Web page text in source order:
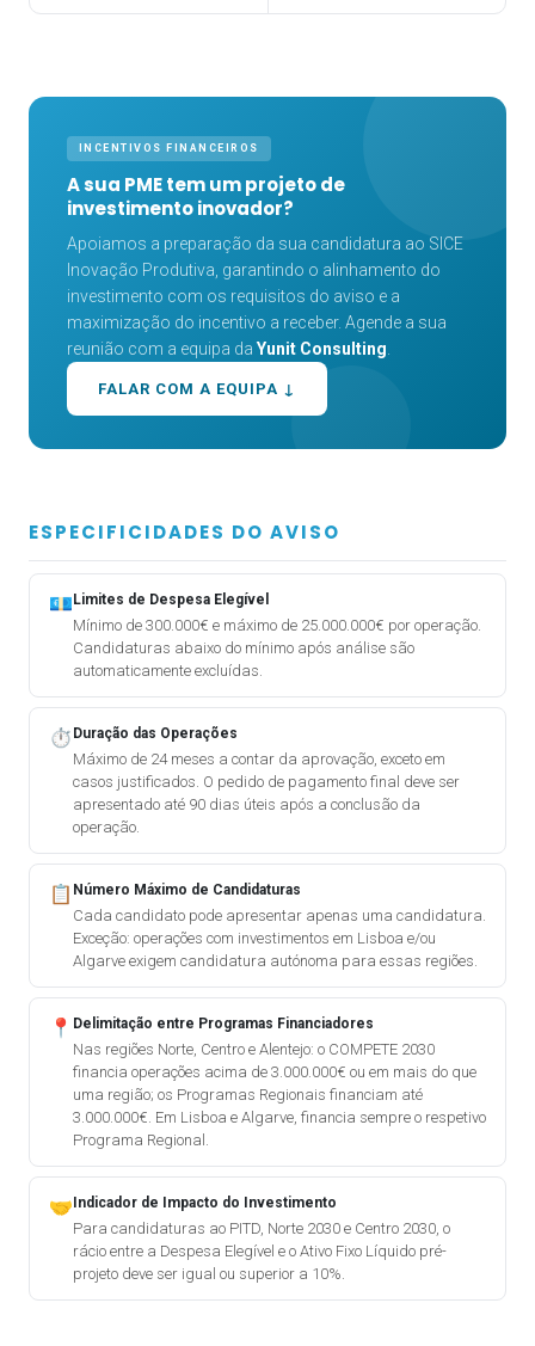
INCENTIVOS FINANCEIROS
A sua PME tem um projeto de
investimento inovador?
Apoiamos a preparação da sua candidatura ao SICE
Inovação Produtiva, garantindo o alinhamento do
investimento com os requisitos do aviso e a
maximização do incentivo a receber. Agende a sua
reunião com a equipa da Yunit Consulting
FALAR COM A EQUIPA ↓
ESPECIFICIDADES DO AVISO
💶 Limites de Despesa Elegível
Mínimo de 300.000€ e máximo de 25.000.000€ por operação.
Candidaturas abaixo do mínimo após análise são
automaticamente excluídas.
⏱️ Duração das Operações
Máximo de 24 meses a contar da aprovação, exceto em
casos justificados. O pedido de pagamento final deve ser
apresentado até 90 dias úteis após a conclusão da
operação.
📋 Número Máximo de Candidaturas
Cada candidato pode apresentar apenas uma candidatura.
Exceção: operações com investimentos em Lisboa e/ou
Algarve exigem candidatura autónoma para essas regiões.
📍 Delimitação entre Programas Financiadores
Nas regiões Norte, Centro e Alentejo: o COMPETE 2030
financia operações acima de 3.000.000€ ou em mais do que
uma região; os Programas Regionais financiam até
3.000.000€. Em Lisboa e Algarve, financia sempre o respetivo
Programa Regional.
🤝 Indicador de Impacto do Investimento
Para candidaturas ao PITD, Norte 2030 e Centro 2030, o
rácio entre a Despesa Elegível e o Ativo Fixo Líquido pré-
projeto deve ser igual ou superior a 10%.